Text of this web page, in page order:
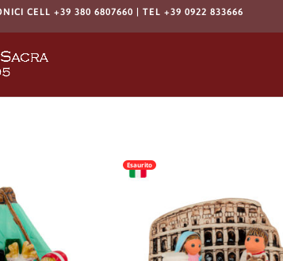
CELL +39 380 6807660 | TEL +39 0922 833666
Esaurito